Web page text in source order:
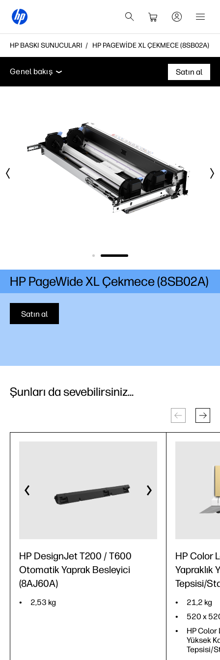
HP BASKI SUNUCULARI HP PAGEWIDE XL ÇEKMECE (8SB02A)
Genel bakış
Destek
Genel bakış
Satın al
Satın al
HP PageWide XL Çekmece (8SB02A)
Şunları da sevebilirsiniz...
HP DesignJet T200 / T600
Otomatik Yaprak Besleyici
(8AJ60A)
2,53 kg
HP Color
Yapraklık
Tepsisi/
21,2 kg
520 x
HP
Yüksek
Tepsisi/